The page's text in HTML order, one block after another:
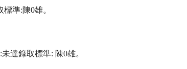
標準:陳0雄。
未達錄取標準: 陳0雄。